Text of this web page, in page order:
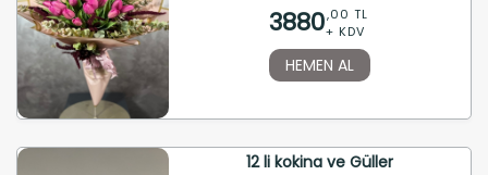
3880,00 TL
+ KDV
HEMEN AL
12 li kokina ve Güller